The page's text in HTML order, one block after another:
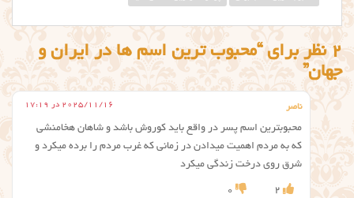
2 نظر برای “محبوب ترین اسم ها در ایران و
جهان”
ناصر 2025/11/16 در 17:19
محبوبترین اسم پسر در واقع باید کوروش باشد و شاهان هخامنشی
که به مردم اهمیت میدادن در زمانی که غرب مردم را برده میکرد و
شرق روی درخت زندگی میکرد
2
0